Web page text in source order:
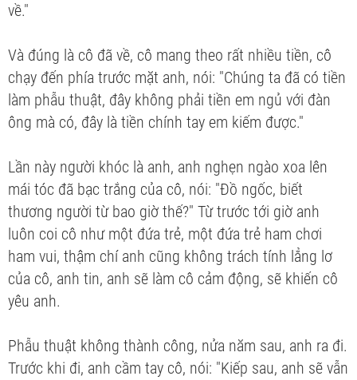
về."
Và đúng là cô đã về, cô mang theo rất nhiều tiền, cô
chạy đến phía trước mặt anh, nói: "Chúng ta đã có tiền
làm phẫu thuật, đây không phải tiền em ngủ với đàn
ông mà có, đây là tiền chính tay em kiếm được."
Lần này người khóc là anh, anh nghẹn ngào xoa lên
mái tóc đã bạc trắng của cô, nói: "Đồ ngốc, biết
thương người từ bao giờ thế?" Từ trước tới giờ anh
luôn coi cô như một đứa trẻ, một đứa trẻ ham chơi
ham vui, thậm chí anh cũng không trách tính lẳng lơ
của cô, anh tin, anh sẽ làm cô cảm động, sẽ khiến cô
yêu anh.
Phẫu thuật không thành công, nửa năm sau, anh ra đi.
Trước khi đi, anh cầm tay cô, nói: "Kiếp sau, anh sẽ vẫn